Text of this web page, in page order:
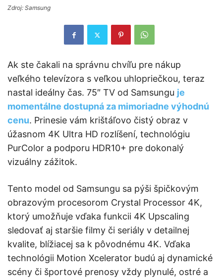
Zdroj: Samsung
Ak ste čakali na správnu chvíľu pre nákup
veľkého televízora s veľkou uhlopriečkou, teraz
nastal ideálny čas. 75″ TV od Samsungu je
momentálne dostupná za mimoriadne výhodnú
cenu. Prinesie vám krištáľovo čistý obraz v
úžasnom 4K Ultra HD rozlíšení, technológiu
PurColor a podporu HDR10+ pre dokonalý
vizuálny zážitok.
Tento model od Samsungu sa pýši špičkovým
obrazovým procesorom Crystal Processor 4K,
ktorý umožňuje vďaka funkcii 4K Upscaling
sledovať aj staršie filmy či seriály v detailnej
kvalite, blížiacej sa k pôvodnému 4K. Vďaka
technológii Motion Xcelerator budú aj dynamické
scény či športové prenosy vždy plynulé, ostré a